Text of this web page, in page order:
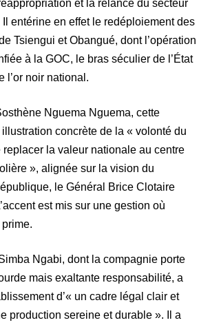
et la relance du secteur
entérine en effet le redéploiement des
Tsiengui et Obangué, dont l’opération
à la GOC, le bras séculier de l’État
l’or noir national.
Nguema Nguema, cette
concrète de la « volonté du
la valeur nationale au centre
», alignée sur la vision du
le Général Brice Clotaire
est mis sur une gestion où
prime.
Ngabi, dont la compagnie porte
mais exaltante responsabilité, a
d’« un cadre légal clair et
production sereine et durable ». Il a